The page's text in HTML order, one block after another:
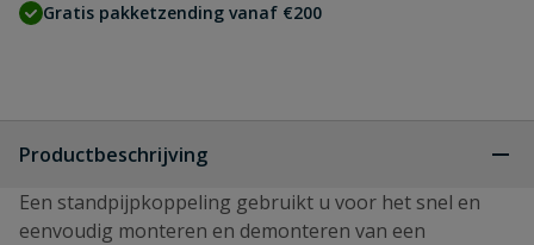
Gratis pakketzending vanaf €200
Productbeschrijving
Een standpijpkoppeling gebruikt u voor het snel en
eenvoudig monteren en demonteren van een